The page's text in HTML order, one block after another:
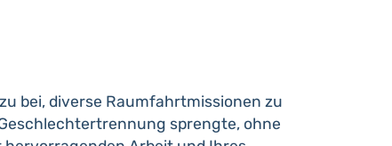
bei, diverse Raumfahrtmissionen zu
sprengte, ohne